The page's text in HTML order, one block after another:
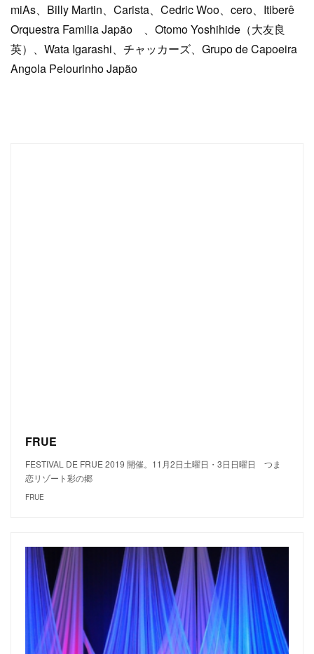
miAs、Billy Martin、Carista、Cedric Woo、cero、Itiberê
Orquestra Familia Japão 、Otomo Yoshihide（大友良
英）、Wata Igarashi、チャッカーズ、Grupo de Capoeira
Angola Pelourinho Japão
FRUE
FESTIVAL DE FRUE 2019 開催。11月2日土曜日・3日日曜日 つま
恋リゾート彩の郷
FRUE